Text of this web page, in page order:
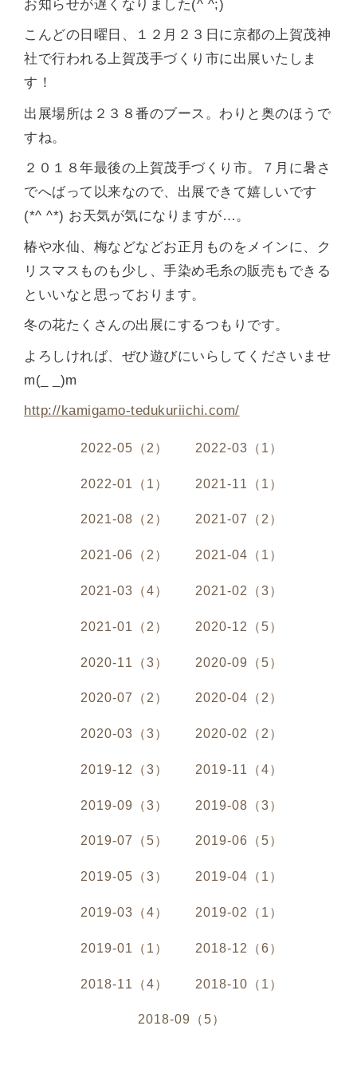
お知らせが遅くなりました(^ ^;)
こんどの日曜日、１２月２３日に京都の上賀茂神
社で行われる上賀茂手づくり市に出展いたしま
す！
出展場所は２３８番のブース。わりと奥のほうで
すね。
２０１８年最後の上賀茂手づくり市。７月に暑さ
でへばって以来なので、出展できて嬉しいです
(*^ ^*) お天気が気になりますが…。
椿や水仙、梅などなどお正月ものをメインに、ク
リスマスものも少し、手染め毛糸の販売もできる
といいなと思っております。
冬の花たくさんの出展にするつもりです。
よろしければ、ぜひ遊びにいらしてくださいませ
m(_ _)m
http://kamigamo-tedukuriichi.com/
2022-05（2） 2022-03（1）
2022-01（1） 2021-11（1）
2021-08（2） 2021-07（2）
2021-06（2） 2021-04（1）
2021-03（4） 2021-02（3）
2021-01（2） 2020-12（5）
2020-11（3） 2020-09（5）
2020-07（2） 2020-04（2）
2020-03（3） 2020-02（2）
2019-12（3） 2019-11（4）
2019-09（3） 2019-08（3）
2019-07（5） 2019-06（5）
2019-05（3） 2019-04（1）
2019-03（4） 2019-02（1）
2019-01（1） 2018-12（6）
2018-11（4） 2018-10（1）
2018-09（5）